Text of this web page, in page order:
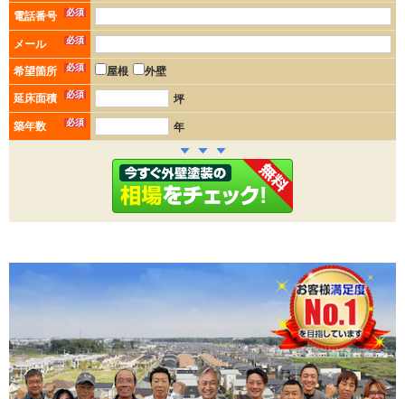
電話番号 必須
メール 必須
希望箇所 必須 屋根 外壁
延床面積 必須 坪
築年数 必須 年